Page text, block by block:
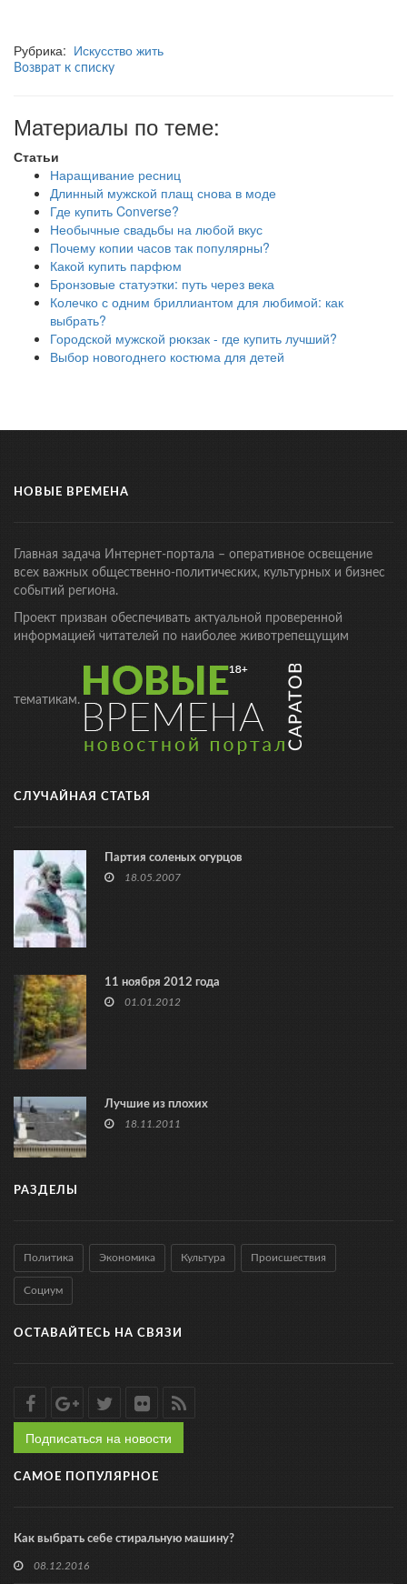
Рубрика: Искусство жить
Возврат к списку
Материалы по теме:
Статьи
Наращивание ресниц
Длинный мужской плащ снова в моде
Где купить Converse?
Необычные свадьбы на любой вкус
Почему копии часов так популярны?
Какой купить парфюм
Бронзовые статуэтки: путь через века
Колечко с одним бриллиантом для любимой: как
выбрать?
Городской мужской рюкзак - где купить лучший?
Выбор новогоднего костюма для детей
НОВЫЕ ВРЕМЕНА
Главная задача Интернет-портала – оперативное освещение
всех важных общественно-политических, культурных и бизнес
событий региона.
Проект призван обеспечивать актуальной проверенной
информацией читателей по наиболее животрепещущим
тематикам.
СЛУЧАЙНАЯ СТАТЬЯ
Партия соленых огурцов
18.05.2007
11 ноября 2012 года
01.01.2012
Лучшие из плохих
18.11.2011
РАЗДЕЛЫ
Политика Экономика Культура Происшествия
Социум
ОСТАВАЙТЕСЬ НА СВЯЗИ
Подписаться на новости
САМОЕ ПОПУЛЯРНОЕ
Как выбрать себе стиральную машину?
08.12.2016